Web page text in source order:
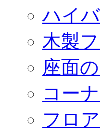
ハイ
木製
座面
コー
フロ